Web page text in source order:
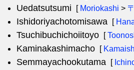
Uedatsutsumi [ Moriokashi >
Ishidoriyachotomisawa [
Tsuchibuchichoiitoyo [
Kaminakashimacho [
Semmayachookutama [